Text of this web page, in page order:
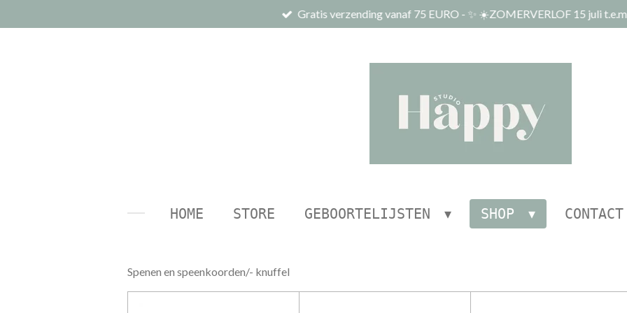
direct
Gratis verzending vanaf 75 EURO - ✨ ☀️ZOMERVERLOF 15 juli
HOME STORE GEBOORTELIJSTEN SHOP CONTACT
Spenen en speenkoorden/- knuffel